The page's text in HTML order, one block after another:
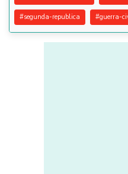
#segunda-republica #guerra-